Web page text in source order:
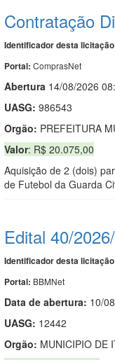
Contratação
Identificador desta
Portal: ComprasNet
Abertura 14/08/2026
UASG: 986543
Orgão: PREFEITURA
Valor: R$ 20.075,00
Aquisição de 2 (dois)
de Futebol da Guarda
Edital 40/
Identificador desta
Portal: BBMNet
Data de abertura: 10/
UASG: 12442
Orgão: MUNICIPIO DE